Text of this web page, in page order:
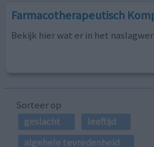
Farmacotherapeutisch
Bekijk hier wat er in het
Sorteer op
geslacht
leeftijd
algehele tevredenheid